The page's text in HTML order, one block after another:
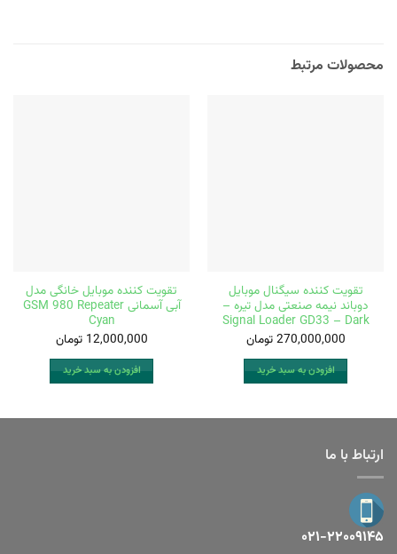
محصولات مرتبط
تقویت کننده سیگنال موبایل
دوباند نیمه صنعتی مدل تیره –
Signal Loader GD33 – Dark
270,000,000 تومان
افزودن به سبد خرید
تقویت کننده موبایل خانگی مدل
آبی آسمانی GSM 980 Repeater
Cyan
12,000,000 تومان
افزودن به سبد خرید
ارتباط با ما
۰۲۱-۲۲۰۰۹۱۴۵